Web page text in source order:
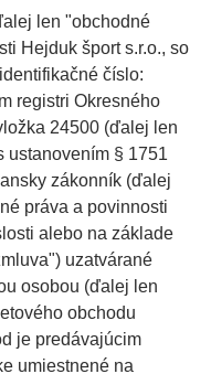
len "obchodné
Hejduk šport s.r.o., so
číslo:
registri Okresného
24500 (ďalej len
ustanovením § 1751
zákonník (ďalej
práva a povinnosti
alebo na základe
uzatvárané
osobou (ďalej len
obchodu
je predávajúcim
umiestnené na